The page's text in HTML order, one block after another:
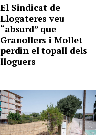
El Sindicat de
Llogateres veu
“absurd” que
Granollers i Mollet
perdin el topall dels
lloguers